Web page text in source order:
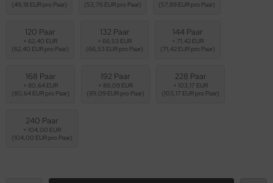
(49,18 EUR pro Paar)
(53,76 EUR pro Paar)
(57,89 EUR pro Paar)
120 Paar
+ 62,40 EUR
(62,40 EUR pro Paar)
132 Paar
+ 66,53 EUR
(66,53 EUR pro Paar)
144 Paar
+ 71,42 EUR
(71,42 EUR pro Paar)
168 Paar
+ 80,64 EUR
(80,64 EUR pro Paar)
192 Paar
+ 89,09 EUR
(89,09 EUR pro Paar)
228 Paar
+ 103,17 EUR
(103,17 EUR pro Paar)
240 Paar
+ 104,00 EUR
(104,00 EUR pro Paar)